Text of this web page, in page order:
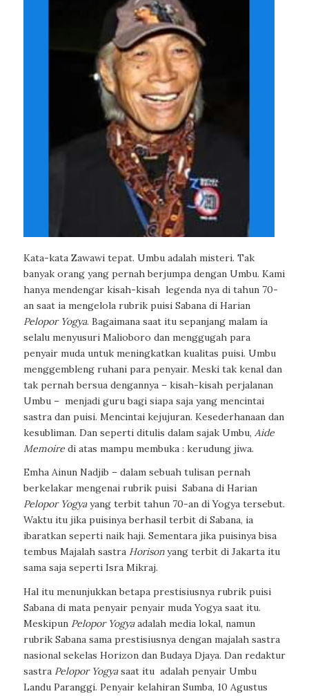
Kata-kata Zawawi tepat. Umbu adalah misteri. Tak
banyak orang yang pernah berjumpa dengan Umbu. Kami
hanya mendengar kisah-kisah legenda nya di tahun 70-
an saat ia mengelola rubrik puisi Sabana di Harian
Pelopor Yogya. Bagaimana saat itu sepanjang malam ia
selalu menyusuri Malioboro dan menggugah para
penyair muda untuk meningkatkan kualitas puisi. Umbu
menggembleng ruhani para penyair. Meski tak kenal dan
tak pernah bersua dengannya – kisah-kisah perjalanan
Umbu – menjadi guru bagi siapa saja yang mencintai
sastra dan puisi. Mencintai kejujuran. Kesederhanaan dan
kesubliman. Dan seperti ditulis dalam sajak Umbu, Aide
Memoiredi atas mampu membuka : kerudung jiwa.
Emha Ainun Nadjib – dalam sebuah tulisan pernah
berkelakar mengenai rubrik puisi Sabana di Harian
Pelopor Yogyayang terbit tahun 70-an di Yogya tersebut.
Waktu itu jika puisinya berhasil terbit di Sabana, ia
ibaratkan seperti naik haji. Sementara jika puisinya bisa
tembus Majalah sastra Horisonyang terbit di Jakarta itu
sama saja seperti Isra Mikraj.
Hal itu menunjukkan betapa prestisiusnya rubrik puisi
Sabana di mata penyair penyair muda Yogya saat itu.
Meskipun Pelopor Yogyaadalah media lokal, namun
rubrik Sabana sama prestisiusnya dengan majalah sastra
nasional sekelas Horizon dan Budaya Djaya. Dan redaktur
sastra Pelopor Yogyasaat itu adalah penyair Umbu
Landu Paranggi. Penyair kelahiran Sumba, 10 Agustus